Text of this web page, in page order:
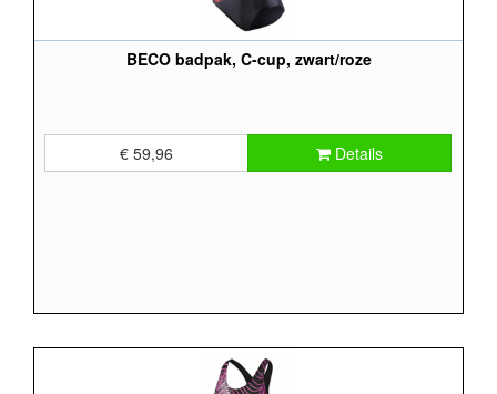
BECO badpak, C-cup, zwart/roze
€ 59,96 Details